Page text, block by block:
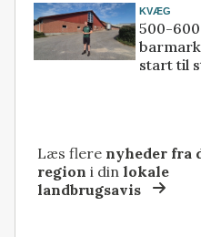
KVÆG
500-
start til
Læs flere nyheder fra
region i dinlokale
landbrugsavis